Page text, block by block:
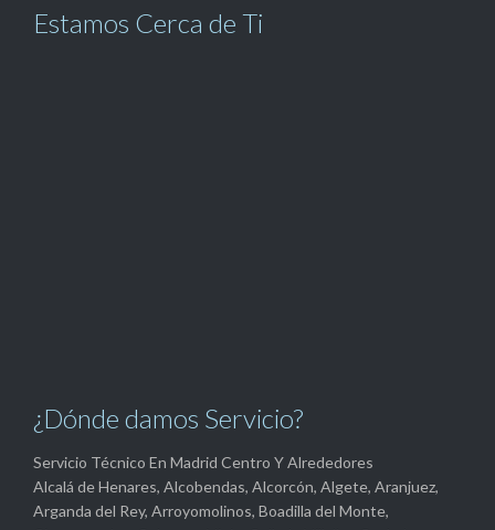
Estamos Cerca de Ti
¿Dónde damos Servicio?
Servicio Técnico En Madrid Centro Y Alrededores
Alcalá de Henares, Alcobendas, Alcorcón, Algete, Aranjuez,
Arganda del Rey, Arroyomolinos, Boadilla del Monte,